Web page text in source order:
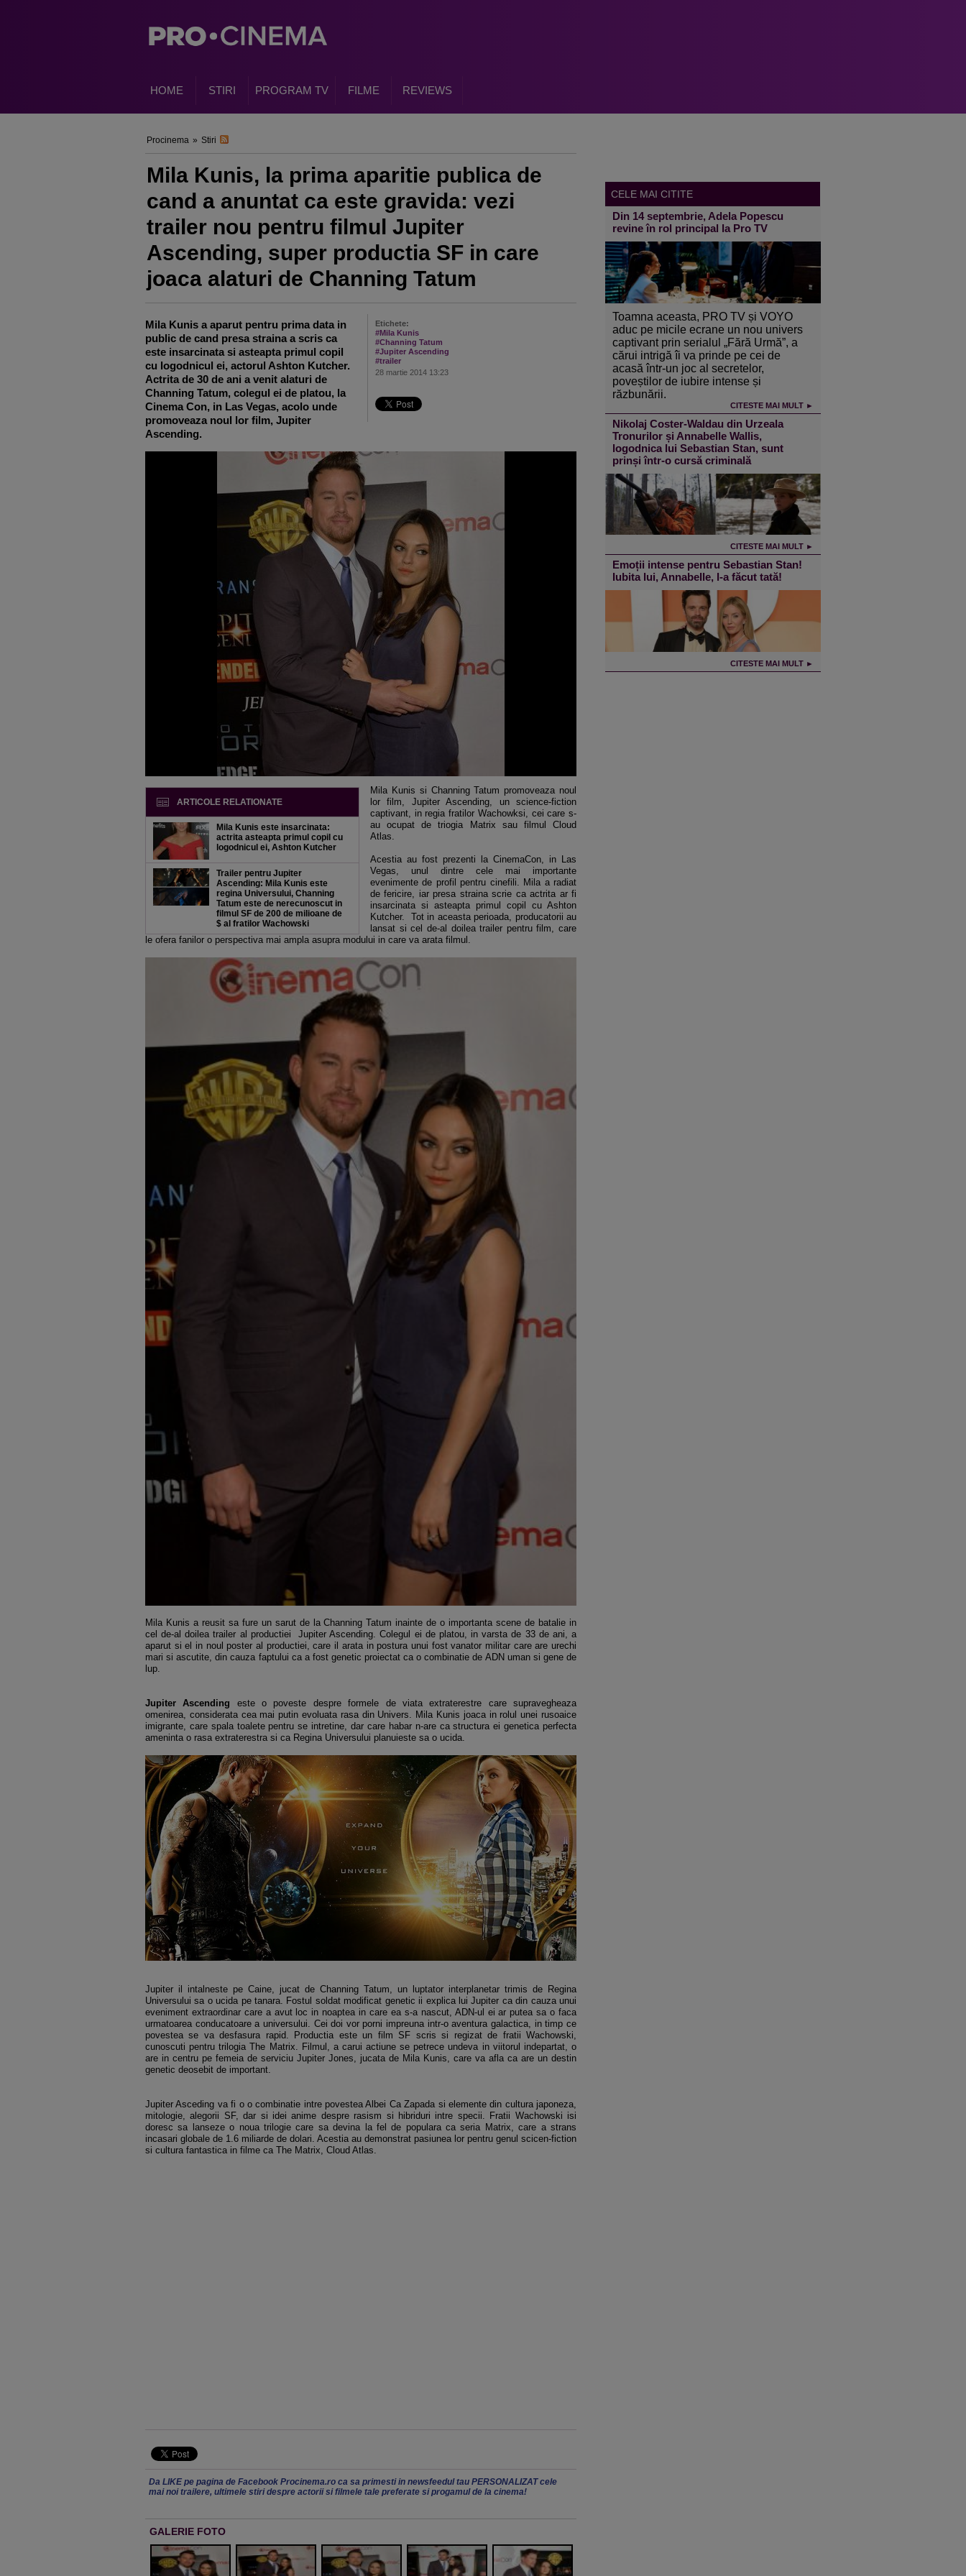
HOME STIRI PROGRAM TV FILME REVIEWS
Procinema » Stiri
Mila Kunis, la prima aparitie publica de
cand a anuntat ca este gravida: vezi
trailer nou pentru filmul Jupiter
Ascending, super productia SF in care
joaca alaturi de Channing Tatum
Etichete:
#Mila Kunis
#Channing Tatum
#Jupiter Ascending
#trailer
28 martie 2014 13:23
Mila Kunis a aparut pentru prima data in
public de cand presa straina a scris ca
este insarcinata si asteapta primul copil
cu logodnicul ei, actorul Ashton Kutcher.
Actrita de 30 de ani a venit alaturi de
Channing Tatum, colegul ei de platou, la
Cinema Con, in Las Vegas, acolo unde
promoveaza noul lor film, Jupiter
Ascending.
ARTICOLE RELATIONATE
Mila Kunis este insarcinata:
actrita asteapta primul copil cu
logodnicul ei, Ashton Kutcher
Trailer pentru Jupiter
Ascending: Mila Kunis este
regina Universului, Channing
Tatum este de nerecunoscut in
filmul SF de 200 de milioane de
$ al fratilor Wachowski
Mila Kunis si Channing Tatum promoveaza noul
lor film, Jupiter Ascending, un science-fiction
captivant, in regia fratilor Wachowksi, cei care s-
au ocupat de triogia Matrix sau filmul Cloud
Atlas.
Acestia au fost prezenti la CinemaCon, in Las
Vegas, unul dintre cele mai importante
evenimente de profil pentru cinefili. Mila a radiat
de fericire, iar presa straina scrie ca actrita ar fi
insarcinata si asteapta primul copil cu Ashton
Kutcher. Tot in aceasta perioada, producatorii au
lansat si cel de-al doilea trailer pentru film, care
le ofera fanilor o perspectiva mai ampla asupra modului in care va arata filmul.
Mila Kunis a reusit sa fure un sarut de la Channing Tatum inainte de o importanta scene de batalie in
cel de-al doilea trailer al productiei Jupiter Ascending. Colegul ei de platou, in varsta de 33 de ani, a
aparut si el in noul poster al productiei, care il arata in postura unui fost vanator militar care are urechi
mari si ascutite, din cauza faptului ca a fost genetic proiectat ca o combinatie de ADN uman si gene de
lup.
Jupiter Ascending este o poveste despre formele de viata extraterestre care supravegheaza
omenirea, considerata cea mai putin evoluata rasa din Univers. Mila Kunis joaca in rolul unei rusoaice
imigrante, care spala toalete pentru se intretine, dar care habar n-are ca structura ei genetica perfecta
ameninta o rasa extraterestra si ca Regina Universului planuieste sa o ucida.
Jupiter il intalneste pe Caine, jucat de Channing Tatum, un luptator interplanetar trimis de Regina
Universului sa o ucida pe tanara. Fostul soldat modificat genetic ii explica lui Jupiter ca din cauza unui
eveniment extraordinar care a avut loc in noaptea in care ea s-a nascut, ADN-ul ei ar putea sa o faca
urmatoarea conducatoare a universului. Cei doi vor porni impreuna intr-o aventura galactica, in timp ce
povestea se va desfasura rapid. Productia este un film SF scris si regizat de fratii Wachowski,
cunoscuti pentru trilogia The Matrix. Filmul, a carui actiune se petrece undeva in viitorul indepartat, o
are in centru pe femeia de serviciu Jupiter Jones, jucata de Mila Kunis, care va afla ca are un destin
genetic deosebit de important.
Jupiter Asceding va fi o o combinatie intre povestea Albei Ca Zapada si elemente din cultura japoneza,
mitologie, alegorii SF, dar si idei anime despre rasism si hibriduri intre specii. Fratii Wachowski isi
doresc sa lanseze o noua trilogie care sa devina la fel de populara ca seria Matrix, care a strans
incasari globale de 1.6 miliarde de dolari. Acestia au demonstrat pasiunea lor pentru genul scicen-fiction
si cultura fantastica in filme ca The Matrix, Cloud Atlas.
Da LIKE pe pagina de Facebook Procinema.ro ca sa primesti in newsfeedul tau PERSONALIZAT cele
mai noi trailere, ultimele stiri despre actorii si filmele tale preferate si progamul de la cinema!
GALERIE FOTO
CELE MAI CITITE
Din 14 septembrie, Adela Popescu
revine în rol principal la Pro TV
Toamna aceasta, PRO TV și VOYO
aduc pe micile ecrane un nou univers
captivant prin serialul „Fără Urmă”, a
cărui intrigă îi va prinde pe cei de
acasă într-un joc al secretelor,
poveștilor de iubire intense și
răzbunării.
CITESTE MAI MULT ►
Nikolaj Coster-Waldau din Urzeala
Tronurilor și Annabelle Wallis,
logodnica lui Sebastian Stan, sunt
prinși într-o cursă criminală
CITESTE MAI MULT ►
Emoții intense pentru Sebastian Stan!
Iubita lui, Annabelle, l-a făcut tată!
CITESTE MAI MULT ►